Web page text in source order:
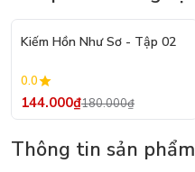
- 20%
Kiếm Hồn Như Sơ - Tập 02
0.0
144.000₫180.000₫
Thông tin sản phẩm